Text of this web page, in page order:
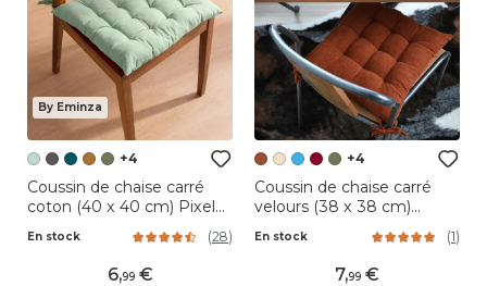
By Eminza
+4
Coussin de chaise carré
coton (40 x 40 cm) Pixel
En stock (28)
6,99
+4
Coussin de chaise carré
velours (38 x 38 cm)
En stock (1)
7,99